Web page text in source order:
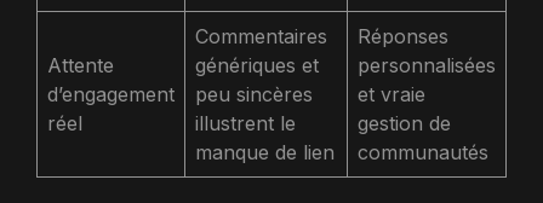
Attente
d’engagement
réel
Commentaires
génériques et
peu sincères
illustrent le
manque de lien
Réponses
personnalisées
et vraie
gestion de
communautés